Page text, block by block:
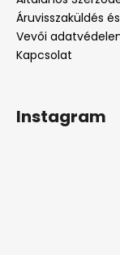
Áruvisszaküldés
Vevői
Kapcsolat
Instagram